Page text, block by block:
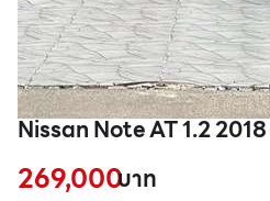
Nissan Note AT 1.2
269,000บาท